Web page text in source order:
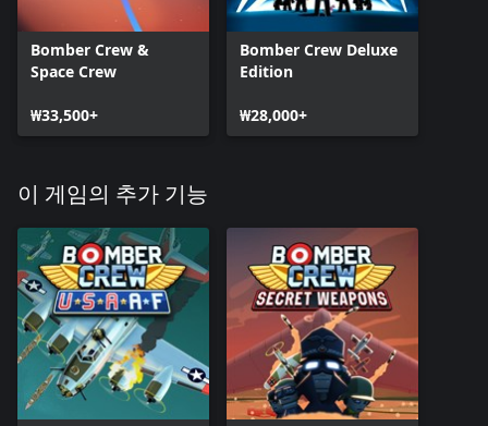
Bomber Crew &
Space Crew
₩33,500+
Bomber Crew Deluxe
Edition
₩28,000+
이 게임의 추가 기능